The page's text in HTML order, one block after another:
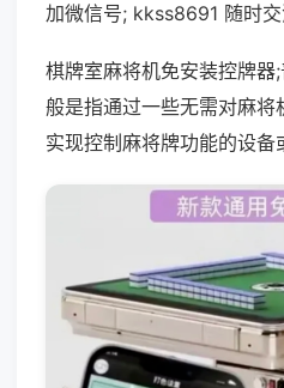
加微信号; kkss8691 随时交
棋牌室麻将机免安装控牌
般是指通过一些无需对麻
实现控制麻将牌功能的设备